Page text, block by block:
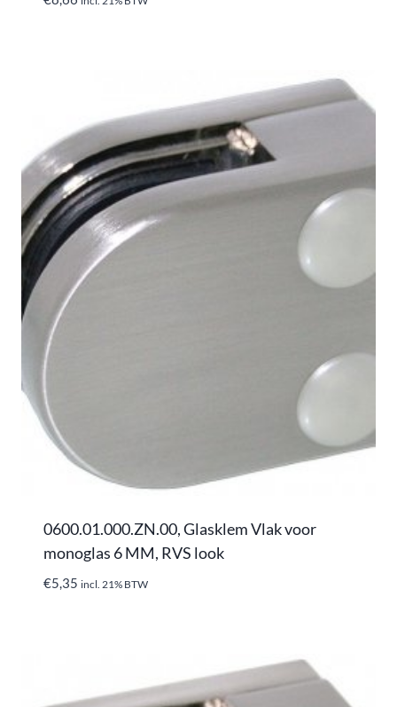
0600.01.000.ZN.00, Glasklem Vlak voor
monoglas 6 MM, RVS look
€5,35 incl. 21% BTW